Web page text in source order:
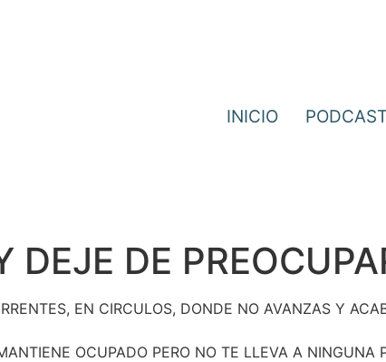
INICIO
DE
EN CIRCULOS, DONDE NO AVANZAS Y
OCUPADO PERO NO TE LLEVA A NINGUNA